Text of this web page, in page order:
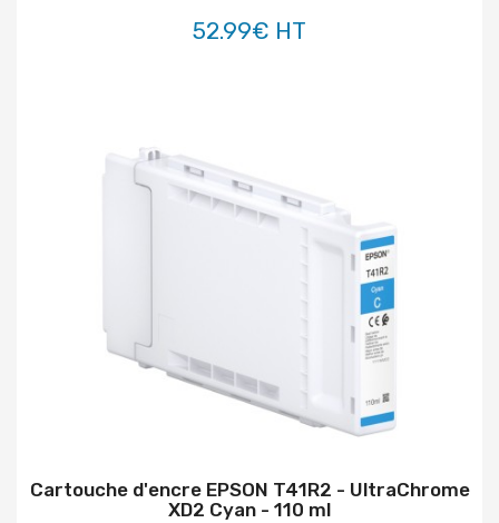
52.99€ HT
Cartouche d'encre EPSON T41R2 - UltraChrome
XD2 Cyan - 110 ml